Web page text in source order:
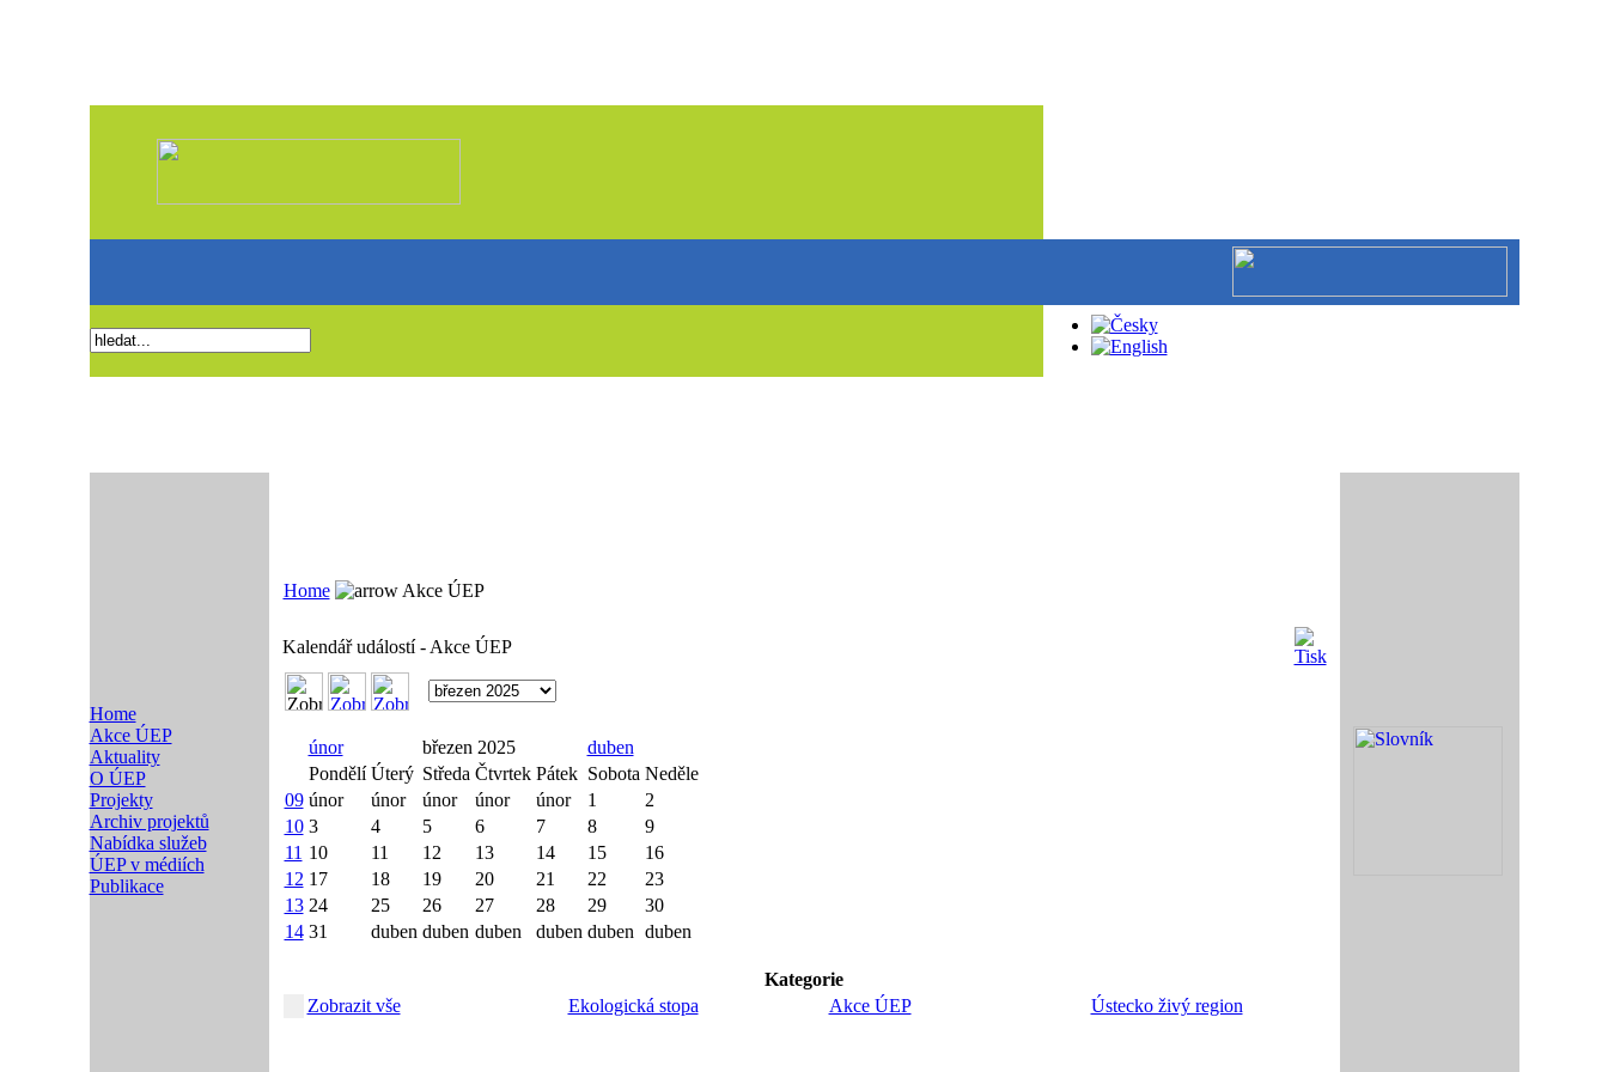
Home
Akce ÚEP
Aktuality
O ÚEP
Projekty
Archiv projektů
Nabídka služeb
ÚEP v médiích
Publikace
Home Akce ÚEP
Kalendář událostí - Akce ÚEP
únor březen 2025
duben
Pondělí Úterý Středa Čtvrtek Pátek Sobota Neděle
09 únor únor únor únor únor 1
2
10 3 4 5 6 7 8
9
11 10 11 12 13 14 15
16
12 17 18 19 20 21 22
23
13 24 25 26 27 28 29
30
14 31 duben duben duben duben duben duben
Kategorie
Zobrazit vše
Ekologická stopa Akce ÚEP Ústecko živý region